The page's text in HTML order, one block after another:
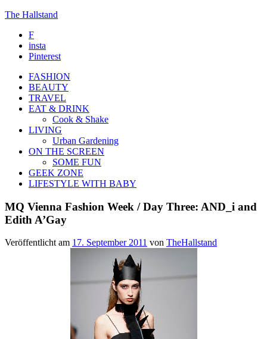
The Hallstand
F
insta
Pinterest
FASHION
BEAUTY
TRAVEL
EAT & DRINK
Cook & Shake
LIVING
Urban Gardening
ON THE SCREEN
SOME FUN
GEEK ZONE
LIFESTYLE WITH BABY
MQ Vienna Fashion Week / Day Three: AND_i and
Edith A’Gay
Veröffentlicht am 17. September 2011 von TheHallstand